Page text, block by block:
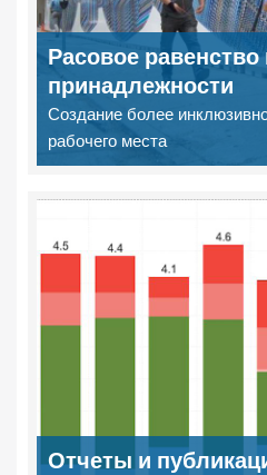
Расовое равенство
принадлежности
Создание более
рабочего места
Отчеты и